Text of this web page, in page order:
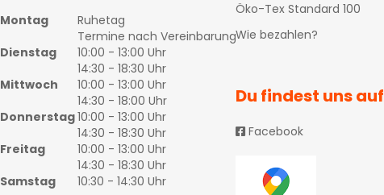
Montag
Ruhetag
Termine nach Vereinbarung
Dienstag
10:00 - 13:00 Uhr
14:30 - 18:30 Uhr
Mittwoch
10:00 - 13:00 Uhr
14:30 - 18:00 Uhr
Donnerstag10:00 - 13:00 Uhr
14:30 - 18:30 Uhr
Freitag
10:00 - 13:00 Uhr
14:30 - 18:30 Uhr
Samstag
10:30 - 14:30 Uhr
Öko-Tex Standard 100
Wie bezahlen?
Du findest uns auf
Facebook